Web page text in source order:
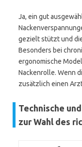
Ja, ein gut
gezielt stützt und
Besonders bei
ergonomische
Nackenrolle. Wenn
zusätzlich einen
Technische
zur Wahl des